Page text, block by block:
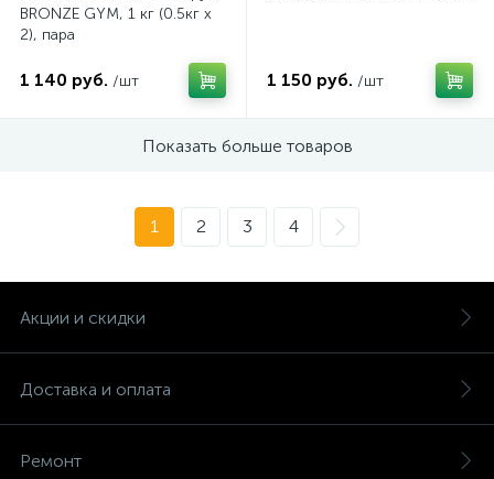
BRONZE GYM, 1 кг (0.5кг х
2), пара
1 140 руб. /шт 1 150 руб. /шт
Показать больше товаров
1 2 3 4
Акции и скидки
Доставка и оплата
Ремонт